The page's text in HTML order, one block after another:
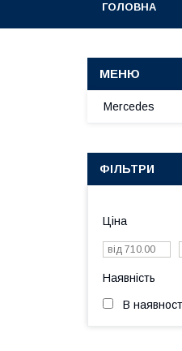
ГОЛОВНА
Mercedes
ФІЛЬТРИ
Ціна
Наявність
В